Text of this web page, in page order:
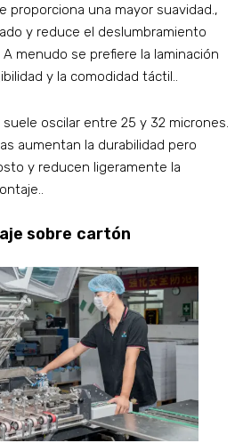
proporciona una mayor suavidad.,
y reduce el deslumbramiento
menudo se prefiere la laminación
y la comodidad táctil..
oscilar entre 25 y 32 micrones.
aumentan la durabilidad pero
y reducen ligeramente la
sobre cartón